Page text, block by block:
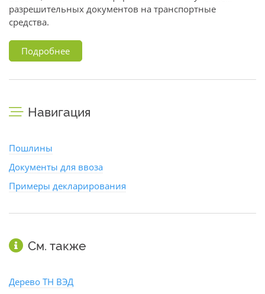
разрешительных документов на транспортные
средства.
Подробнее
Навигация
Пошлины
Документы для ввоза
Примеры декларирования
См. также
Дерево ТН ВЭД